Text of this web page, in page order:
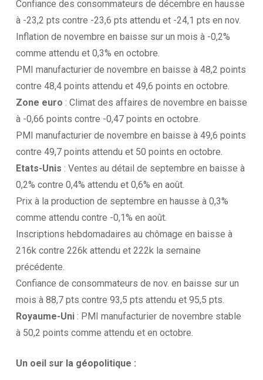
Confiance des consommateurs de décembre en hausse
à -23,2 pts contre -23,6 pts attendu et -24,1 pts en nov.
Inflation de novembre en baisse sur un mois à -0,2%
comme attendu et 0,3% en octobre.
PMI manufacturier de novembre en baisse à 48,2 points
contre 48,4 points attendu et 49,6 points en octobre.
Zone euro : Climat des affaires de novembre en baisse
à -0,66 points contre -0,47 points en octobre.
PMI manufacturier de novembre en baisse à 49,6 points
contre 49,7 points attendu et 50 points en octobre.
Etats-Unis : Ventes au détail de septembre en baisse à
0,2% contre 0,4% attendu et 0,6% en août.
Prix à la production de septembre en hausse à 0,3%
comme attendu contre -0,1% en août.
Inscriptions hebdomadaires au chômage en baisse à
216k contre 226k attendu et 222k la semaine
précédente.
Confiance de consommateurs de nov. en baisse sur un
mois à 88,7 pts contre 93,5 pts attendu et 95,5 pts.
Royaume-Uni: PMI manufacturier de novembre stable
à 50,2 points comme attendu et en octobre.
Un oeil sur la géopolitique :